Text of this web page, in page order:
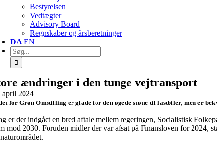
Bestyrelsen
Vedtægter
Advisory Board
Regnskaber og årsberetninger
DA EN
Søg
efter:
ændringer i den tunge vejtransport
april 2024
for Grøn Omstilling er glade for den øgede støtte til lastbiler, men er
er der indgået en bred aftale mellem regeringen, Socialistisk
mod 2030. Foruden midler der var afsat på Finansloven for 2024,